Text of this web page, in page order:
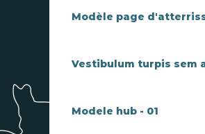
Modèle page
Vestibulum turpis sem
Modele hub - 01